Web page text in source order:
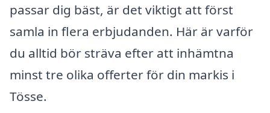
passar dig bäst, är det viktigt att först
samla in flera erbjudanden. Här är varför
du alltid bör sträva efter att inhämtna
minst tre olika offerter för din markis i
Tösse.